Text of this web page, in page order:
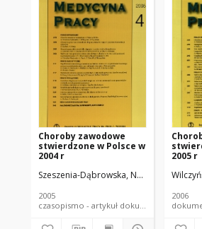
Choroby zawodowe
stwierdzone w Polsce w
2004 r
Szeszenia-Dąbrowska, Neonila
2005
czasopismo - artykuł dokument
2005 r
2006